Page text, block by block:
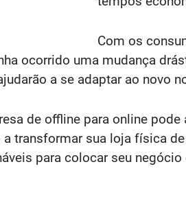
Com os
ocorrido uma mudança
a se adaptar ao novo
de offline para online
a transformar sua loja física
​​para colocar seu negócio